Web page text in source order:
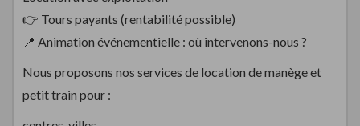
👉 Tours payants (rentabilité possible)
📍 Animation événementielle : où intervenons-nous ?
Nous proposons nos services de location de manège et
petit train pour :